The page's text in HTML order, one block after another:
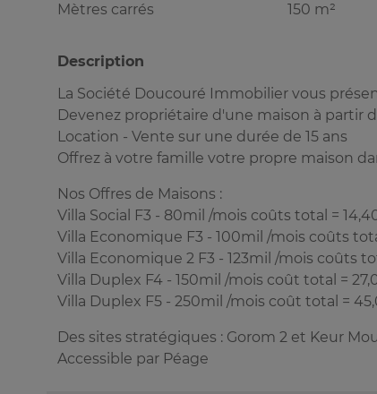
Mètres carrés
150 m²
Description
La Société Doucouré Immobilier vous
Devenez propriétaire d'une maison à partir
Location - Vente sur une durée de 15 ans
Offrez à votre famille votre propre maison
Nos Offres de Maisons :
Villa Social F3 - 80mil /mois coûts total =
Villa Economique F3 - 100mil /mois coûts
Villa Economique 2 F3 - 123mil /mois coûts
Villa Duplex F4 - 150mil /mois coût total =
Villa Duplex F5 - 250mil /mois coût total =
Des sites stratégiques : Gorom 2 et Keur
Accessible par Péage